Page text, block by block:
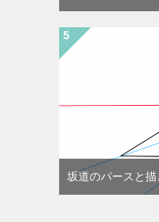
坂道のパースと